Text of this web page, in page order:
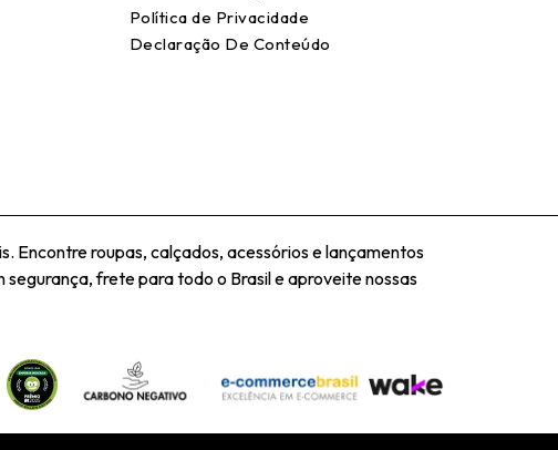
Política de Privacidade
Declaração De Conteúdo
Encontre roupas, calçados, acessórios e lançamentos
segurança, frete para todo o Brasil e aproveite nossas